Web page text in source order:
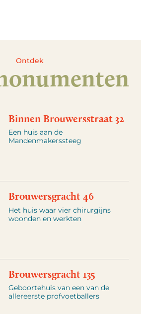
Ontdek
Binnen Brouwersstraat 32
Een huis aan de
Mandenmakerssteeg
Brouwersgracht 46
Het huis waar vier chirurgijns
woonden en werkten
Brouwersgracht 135
Geboortehuis van een van de
allereerste profvoetballers